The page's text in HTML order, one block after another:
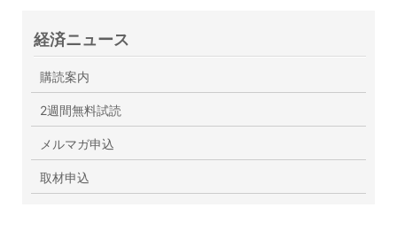
経済ニュース
購読案内
2週間無料試読
メルマガ申込
取材申込